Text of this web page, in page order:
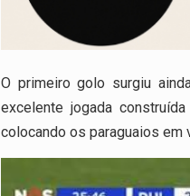
O primeiro golo surgiu
excelente jogada
colocando os paraguaios em